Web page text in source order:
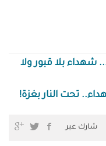
شهداء بلا قبور ولا
تحت النار بغزة!
شارك عبر